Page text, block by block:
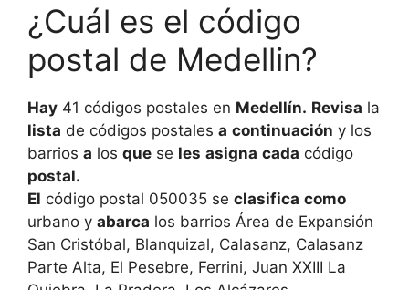
¿Cuál es el código
postal de Medellin?
Hay 41 códigos postales en Medellín. Revisa la
lista de códigos postales a continuación y los
barrios a los que se les asigna cada código
postal.
El código postal 050035 se clasifica como
urbano y abarca los barrios Área de Expansión
San Cristóbal, Blanquizal, Calasanz, Calasanz
Parte Alta, El Pesebre, Ferrini, Juan XXIII La